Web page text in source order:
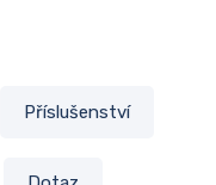
Příslušenství